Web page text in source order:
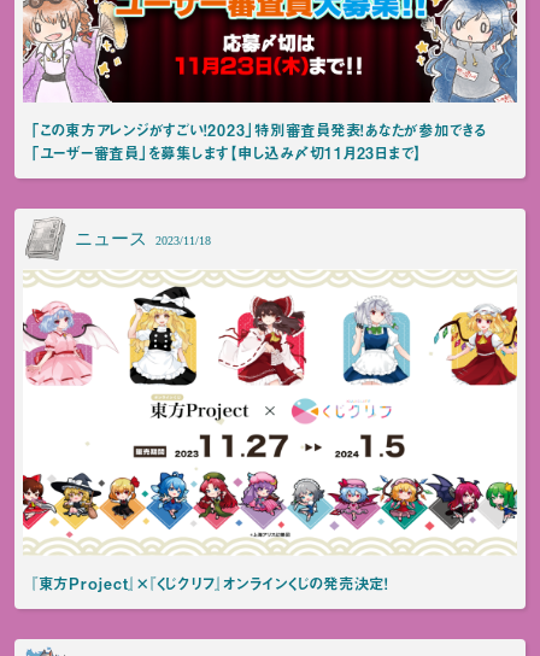
「この東方アレンジがすごい！2023」特別審査員発表！あなたが参加できる
「ユーザー審査員」を募集します【申し込み〆切11月23日まで】
ニュース 2023/11/18
『東方Project』×『くじクリフ』オンラインくじの発売決定！